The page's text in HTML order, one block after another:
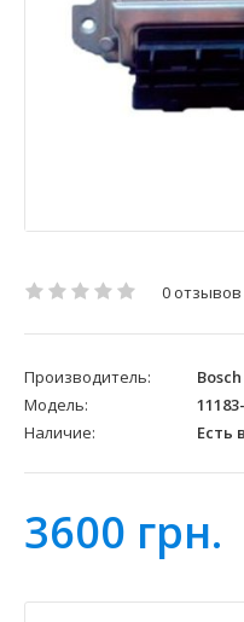
0 отзывов
Производитель:
Bosch
Модель:
Наличие:
Есть
3600 грн.